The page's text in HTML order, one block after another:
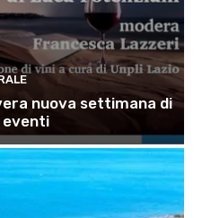
nuova settimana di
eventi